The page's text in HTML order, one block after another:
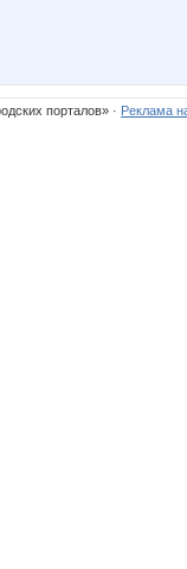
порталов» · Реклама